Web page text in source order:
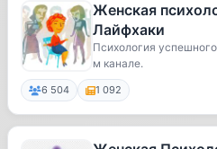
Женская
Лайфхаки
Психология
м канале.
6 504 1 092